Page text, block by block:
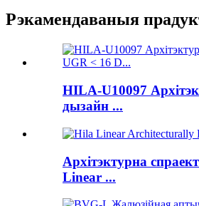
Рэкамендаваныя
HILA-U10097
дызайн ...
Архітэктурна
Linear ...